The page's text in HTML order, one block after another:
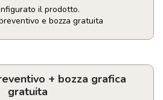
il prodotto.
e bozza gratuita
+ bozza grafica
gratuita